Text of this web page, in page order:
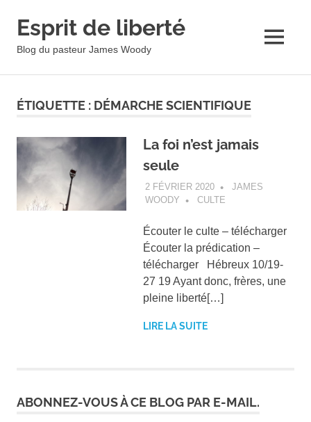
Esprit de liberté
Blog du pasteur James Woody MENU
ÉTIQUETTE : DÉMARCHE SCIENTIFIQUE
La foi n’est jamais
seule
2 FÉVRIER 2020
JAMES
WOODY
CULTE
Écouter le culte – télécharger
Écouter la prédication –
télécharger Hébreux 10/19-
27 19 Ayant donc, frères, une
pleine liberté[…]
LIRE LA SUITE
ABONNEZ-VOUS À CE BLOG PAR E-MAIL.